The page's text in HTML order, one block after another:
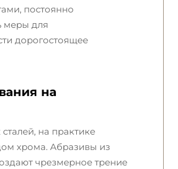
постоянно
меры для
дорогостоящее
на
на практике
хрома. Абразивы из
чрезмерное трение